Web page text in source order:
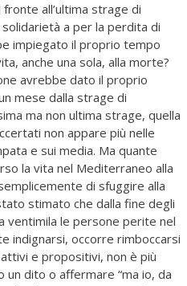
all’ultima strage di
a per la perdita di
impiegato il proprio tempo
anche una sola, alla morte?
avrebbe dato il proprio
mese dalla strage di
ma non ultima strage, quella
non appare più nelle
e sui media. Ma quante
la vita nel Mediterraneo alla
di sfuggire alla
stimato che dalla fine degli
ventimila le persone perite nel
indignarsi, occorre rimboccarsi
e propositivi, non è più
dito o affermare “ma io, da